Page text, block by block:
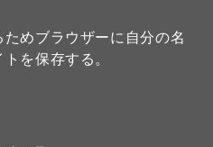
めブラウザーに自分の名
を保存する。